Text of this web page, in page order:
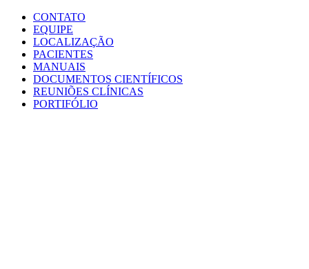
Conteúdo principal
CONTATO
EQUIPE
LOCALIZAÇÃO
PACIENTES
MANUAIS
DOCUMENTOS CIENTÍFICOS
REUNIÕES CLÍNICAS
PORTIFÓLIO